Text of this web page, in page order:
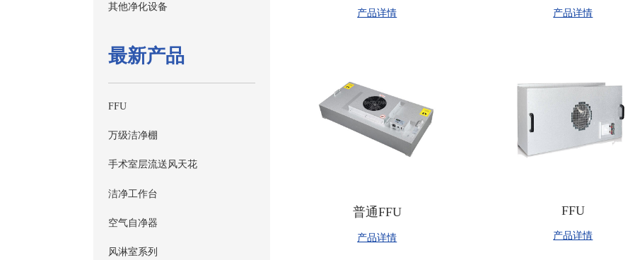
其他净化设备
最新产品
FFU
万级洁净棚
手术室层流送风天花
洁净工作台
空气自净器
风淋室系列
产品详情 产品详情
普通FFU
产品详情
FFU
产品详情